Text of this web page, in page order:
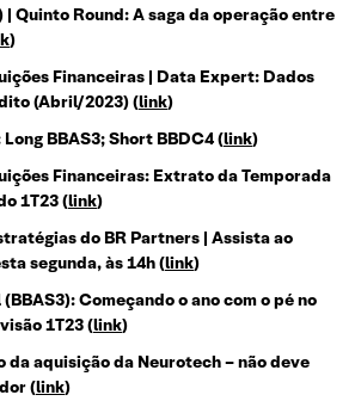
| Quinto Round: A saga da operação entre
)
Financeiras | Data Expert: Dados
(Abril/2023) (link)
BBAS3; Short BBDC4 (link)
Financeiras: Extrato da Temporada
1T23 (link)
do BR Partners | Assista ao
segunda, às 14h (link)
Começando o ano com o pé no
1T23 (link)
da aquisição da Neurotech – não deve
(link)